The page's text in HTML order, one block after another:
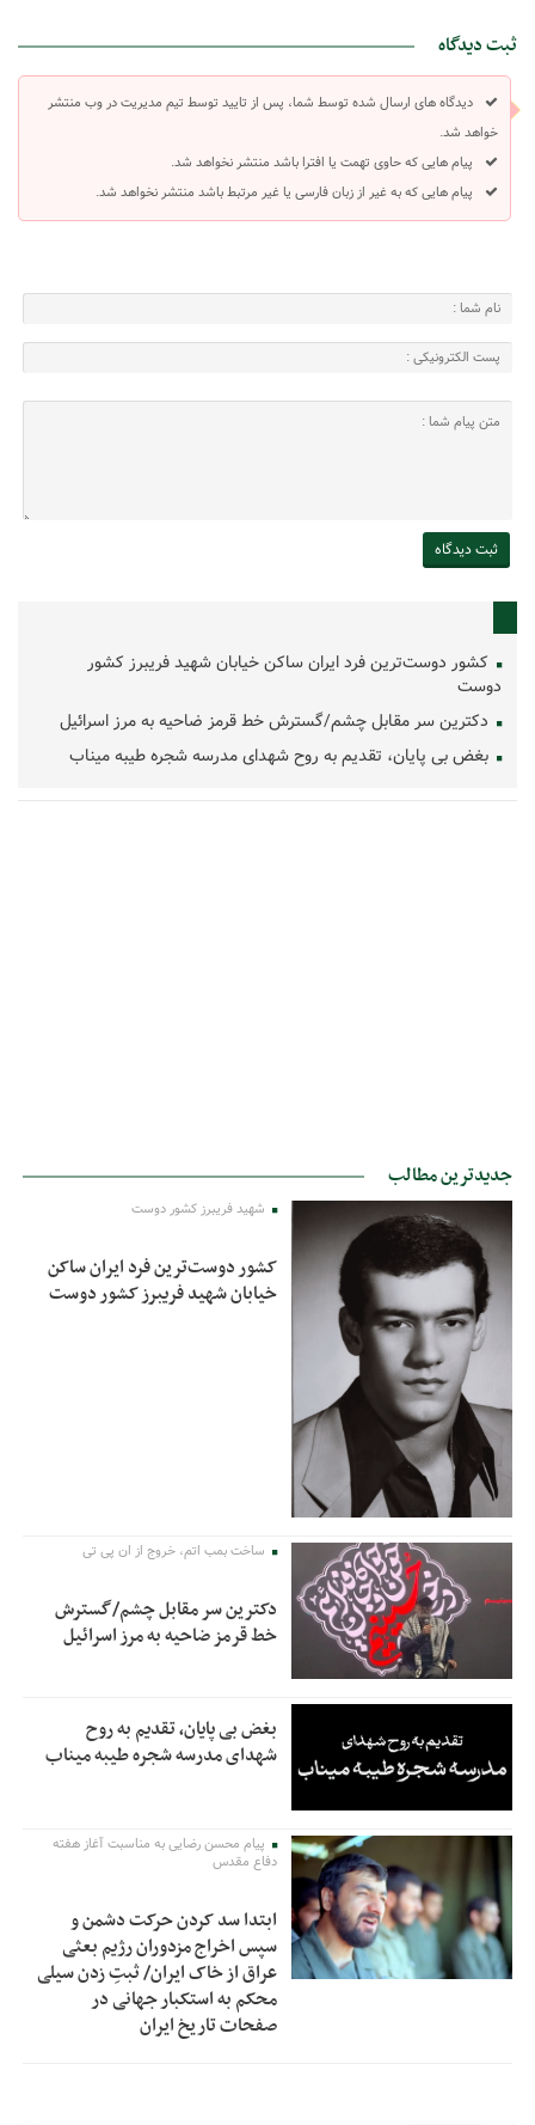
ثبت دیدگاه
دیدگاه های ارسال شده توسط شما، پس از تایید توسط تیم مدیریت در وب منتشر
خواهد شد.
پیام هایی که حاوی تهمت یا افترا باشد منتشر نخواهد شد.
پیام هایی که به غیر از زبان فارسی یا غیر مرتبط باشد منتشر نخواهد شد.
کشور دوست‌ترین فرد ایران ساکن خیابان شهید فریبرز کشور
دوست
دکترین سر مقابل چشم/گسترش خط قرمز ضاحیه به مرز اسرائیل
بغض بی پایان، تقدیم به روح شهدای مدرسه شجره طیبه میناب
جدیدترین مطالب
شهید فریبرز کشور دوست
کشور دوست‌ترین فرد ایران ساکن
خیابان شهید فریبرز کشور دوست
ساخت بمب اتم، خروج از ان پی تی
دکترین سر مقابل چشم/گسترش
خط قرمز ضاحیه به مرز اسرائیل
بغض بی پایان، تقدیم به روح
شهدای مدرسه شجره طیبه میناب
پیام محسن رضایی به مناسبت آغاز هفته
دفاع مقدس
ابتدا سد کردن حرکت دشمن و
سپس اخراج مزدوران رژیم بعثی
عراق از خاک ایران/ ثبتِ زدن سیلی
محکم به استکبار جهانی در
صفحات تاریخ ایران